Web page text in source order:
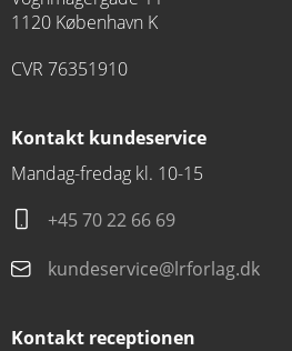
1120 København K
CVR 76351910
Kontakt kundeservice
Mandag-fredag kl. 10-15
+45 70 22 66 69
kundeservice@lrforlag.dk
Kontakt receptionen